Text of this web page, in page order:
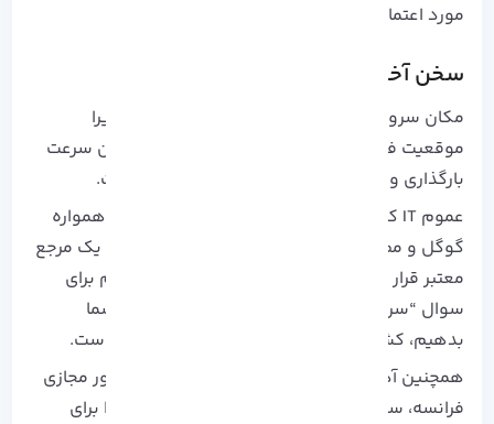
مورد اعتماد باشد.
سخن آخر
مکان سرور به سرعت وب سایت تاثیر می گذارد، زیرا
موقعیت فیزیکی سرور یک عامل اساسی در تعیین سرعت
بارگذاری وب سایت و تاخیر در تبادل داده ها است.
عموم IT کاران به دنبال بهترین خدمات هستند و همواره
گوگل و مطالب درج شده در سایت ها را به عنوان یک مرجع
معتبر قرار می دهند، بهترین پاسخی که می توانیم برای
سوال “سرور مجازی کدام کشور بهتر است؟” به شما
بدهیم، کشور های آلمان، فرانسه، هلند و آمریکا است.
همچنین آذرسیس خدمات سرور مجازی آلمان، سرور مجازی
فرانسه، سرور مجازی آمریکا و سرور مجازی هلند را برای